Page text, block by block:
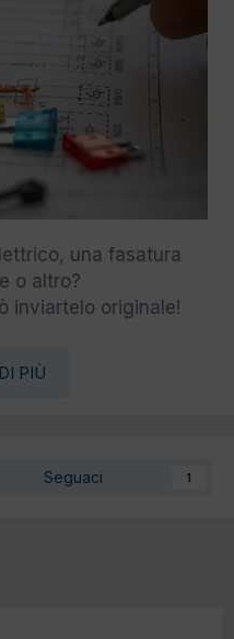
una fasatura
o altro?
inviartelo originale!
PIÙ
Seguaci 1